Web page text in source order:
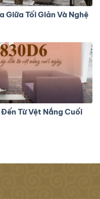
Giữa Tối Giản Và Nghệ
Từ Vệt Nắng Cuối